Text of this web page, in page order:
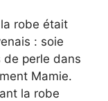
robe était
: soie
perle dans
Mamie.
la robe